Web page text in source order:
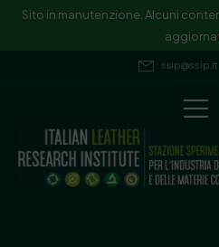
Sito in manutenzione. Alcuni
ssip@ssip.it